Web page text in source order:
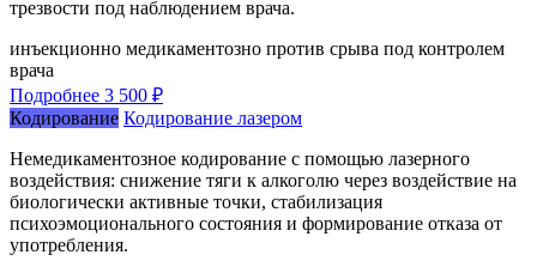
трезвости под наблюдением врача.
инъекционно медикаментозно против срыва под контролем
врача
Подробнее 3 500 ₽
Кодирование Кодирование лазером
Немедикаментозное кодирование с помощью лазерного
воздействия: снижение тяги к алкоголю через воздействие на
биологически активные точки, стабилизация
психоэмоционального состояния и формирование отказа от
употребления.